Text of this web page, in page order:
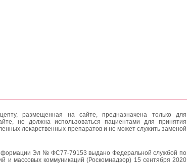
размещенная на сайте, предназначена только для
не должна использоваться пациентами для принятия
лекарственных препаратов и не может служить заменой
Эл № ФС77-79153 выдано Федеральной службой по
и массовых коммуникаций (Роскомнадзор) 15 сентября 2020